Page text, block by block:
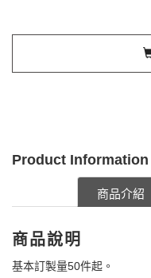
Product Information
商品介紹
商品說明
基本訂製量50件起。